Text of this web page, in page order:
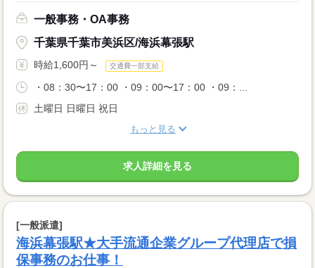
一般事務・OA事務
千葉県千葉市美浜区/海浜幕張駅
時給1,600円～ 交通費一部支給
・08：30〜17：00 ・09：00〜17：00 ・09：...
土曜日 日曜日 祝日
もっと見る
求人詳細を見る
[一般派遣]
海浜幕張駅★大手流通企業グループ代理店で損
保事務のお仕事！